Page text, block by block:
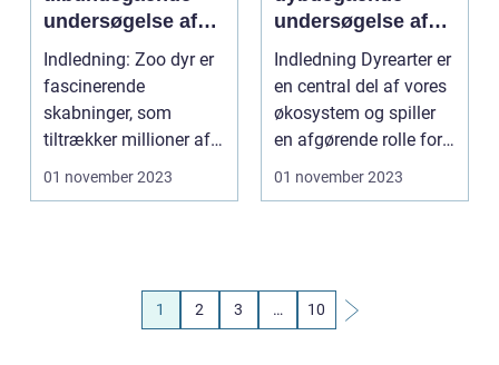
undersøgelse af
dyreparkers
fantastiske
skabninger
Indledning: Zoo dyr er
fascinerende
skabninger, som
tiltrækker millioner af
mennesker over hele
01 november 2023
undersøgelse af
den naturlige
verden
Indledning Dyrearter er
en central del af vores
økosystem og spiller
en afgørende rolle for
at opre...
01 november 2023
1 2 3 … 10